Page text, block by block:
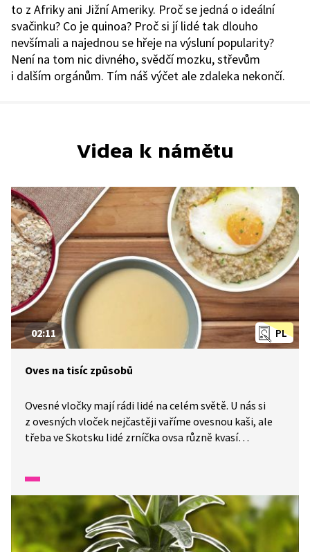
to z Afriky ani Jižní Ameriky. Proč se jedná o ideální
svačinku? Co je quinoa? Proč si jí lidé tak dlouho
nevšímali a najednou se hřeje na výsluní popularity?
Není na tom nic divného, svědčí mozku, střevům
i dalším orgánům. Tím náš výčet ale zdaleka nekončí.
Videa k námětu
PL
02:11
Oves na tisíc způsobů
Ovesné vločky mají rádi lidé na celém světě. U nás si
z ovesných vloček nejčastěji vaříme ovesnou kaši, ale
třeba ve Skotsku lidé zrníčka ovsa různě kvasí
Jiný kraj, jiný mrav a jiné chutě.